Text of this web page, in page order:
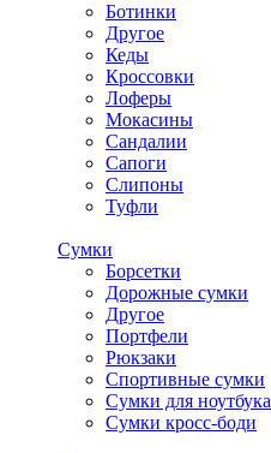
Ботинки
Другое
Кеды
Кроссовки
Лоферы
Мокасины
Сандалии
Сапоги
Слипоны
Туфли
Сумки
Борсетки
Дорожные сумки
Другое
Портфели
Рюкзаки
Спортивные сумки
Сумки для ноутбука
Сумки кросс-боди